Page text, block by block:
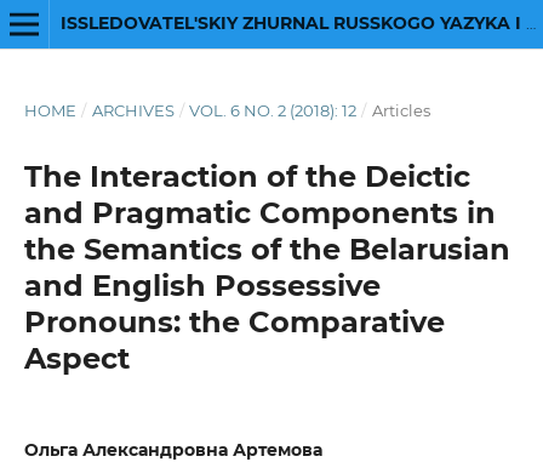
HOME / ARCHIVES / VOL. 6 NO. 2 (2018): 12 / Articles
The Interaction of the Deictic
and Pragmatic Components in
the Semantics of the Belarusian
and English Possessive
Pronouns: the Comparative
Aspect
Ольга Александровна Артемова